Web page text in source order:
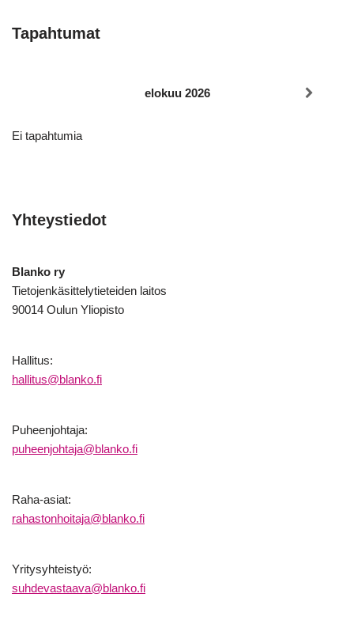
Tapahtumat
elokuu 2026
Ei tapahtumia
Yhteystiedot
Blanko ry
Tietojenkäsittelytieteiden laitos
90014 Oulun Yliopisto
Hallitus:
hallitus@blanko.fi
Puheenjohtaja:
puheenjohtaja@blanko.fi
Raha-asiat:
rahastonhoitaja@blanko.fi
Yritysyhteistyö:
suhdevastaava@blanko.fi